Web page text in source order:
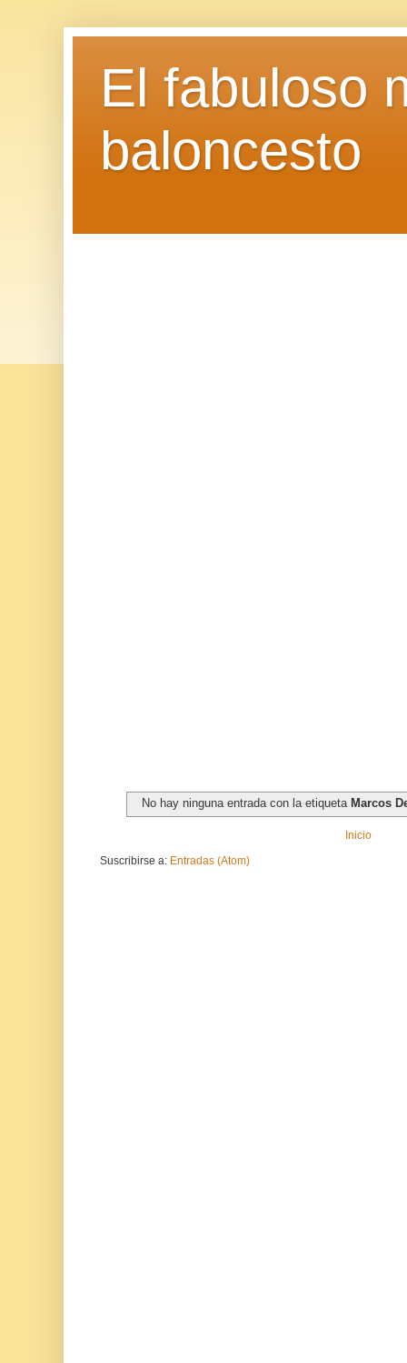
El fabuloso
baloncesto
No hay ninguna entrada con la etiqueta Marcos
Inicio
Suscribirse a: Entradas (Atom)